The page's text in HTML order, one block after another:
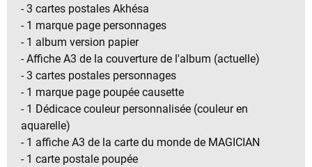
- 3 cartes postales Akhésa
- 1 marque page personnages
- 1 album version papier
- Affiche A3 de la couverture de l'album (actuelle)
- 3 cartes postales personnages
- 1 marque page poupée causette
- 1 Dédicace couleur personnalisée (couleur en
aquarelle)
- 1 affiche A3 de la carte du monde de MAGICIAN
- 1 carte postale poupée